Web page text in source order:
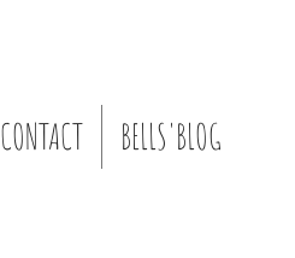
CONTACT BELLS'BLOG